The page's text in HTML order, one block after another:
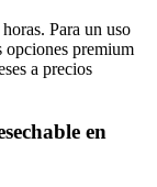
Para un uso
opciones premium
a precios
en